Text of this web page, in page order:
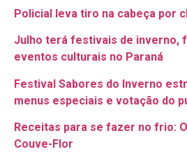
Policial leva tiro na cabeça por
Julho terá festivais de inverno,
eventos culturais no Paraná
Festival Sabores do Inverno
menus especiais e votação do
Receitas para se fazer no frio:
Couve-Flor